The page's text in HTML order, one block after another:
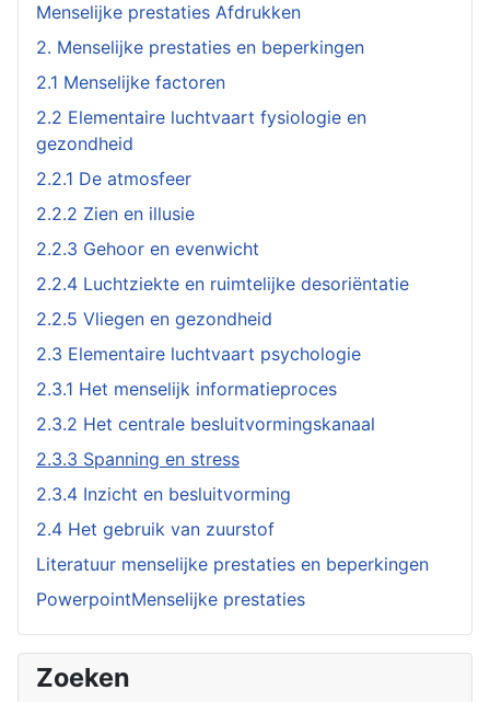
Menselijke prestaties Afdrukken
2. Menselijke prestaties en beperkingen
2.1 Menselijke factoren
2.2 Elementaire luchtvaart fysiologie en
gezondheid
2.2.1 De atmosfeer
2.2.2 Zien en illusie
2.2.3 Gehoor en evenwicht
2.2.4 Luchtziekte en ruimtelijke desoriëntatie
2.2.5 Vliegen en gezondheid
2.3 Elementaire luchtvaart psychologie
2.3.1 Het menselijk informatieproces
2.3.2 Het centrale besluitvormingskanaal
2.3.3 Spanning en stress
2.3.4 Inzicht en besluitvorming
2.4 Het gebruik van zuurstof
Literatuur menselijke prestaties en beperkingen
PowerpointMenselijke prestaties
Zoeken